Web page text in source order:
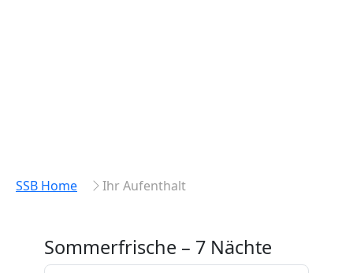
SSB Home Ihr Aufenthalt
Sommerfrische – 7 Nächte